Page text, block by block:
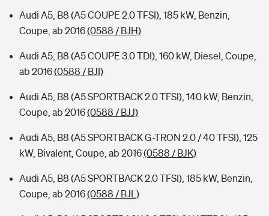
Audi A5, B8 (A5 COUPE 2.0 TFSI), 185 kW, Benzin,
Coupe, ab 2016(0588 / BJH)
Audi A5, B8 (A5 COUPE 3.0 TDI), 160 kW, Diesel, Coupe,
ab 2016(0588 / BJI)
Audi A5, B8 (A5 SPORTBACK 2.0 TFSI), 140 kW, Benzin,
Coupe, ab 2016(0588 / BJJ)
Audi A5, B8 (A5 SPORTBACK G-TRON 2.0 / 40 TFSI), 125
kW, Bivalent, Coupe, ab 2016(0588 / BJK)
Audi A5, B8 (A5 SPORTBACK 2.0 TFSI), 185 kW, Benzin,
Coupe, ab 2016(0588 / BJL)